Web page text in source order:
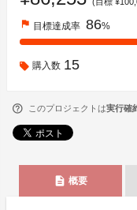
flag 目標達成率 86%
購入数 15
このプロジェクトは実行確
description 概要